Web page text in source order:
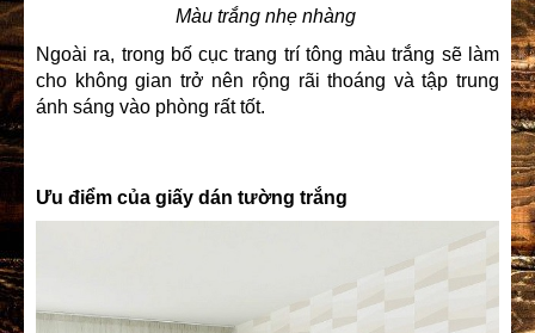
Màu trắng nhẹ nhàng
Ngoài ra, trong bố cục trang trí tông màu trắng sẽ làm
cho không gian trở nên rộng rãi thoáng và tập trung
ánh sáng vào phòng rất tốt.
Ưu điểm của giấy dán tường trắng